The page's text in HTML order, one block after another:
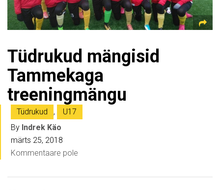
Tüdrukud mängisid
Tammekaga
treeningmängu
Tüdrukud ,
U17
By Indrek Käo
märts 25, 2018
Kommentaare pole